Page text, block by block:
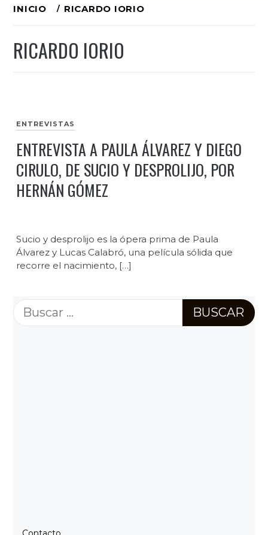
Ir
contenido
INICIO RICARDO IORIO
RICARDO IORIO
ENTREVISTAS
ENTREVISTA A PAULA ÁLVAREZ Y DIEGO
CIRULO, DE SUCIO Y DESPROLIJO, POR
HERNÁN GÓMEZ
Sucio y desprolijo es la ópera prima de Paula
Álvarez y Lucas Calabró, una película sólida que
recorre el nacimiento, […]
Buscar: